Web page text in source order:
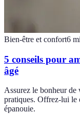
Bien-être et confort6
5 conseils pour
âgé
Assurez le bonheur de
pratiques. Offrez-lui le
épanouie.